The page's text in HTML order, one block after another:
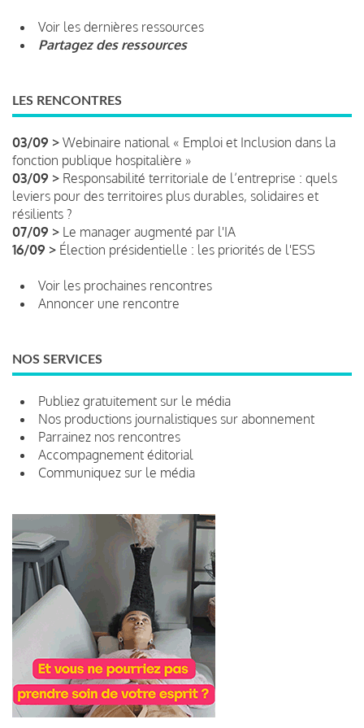
Voir les dernières ressources
Partagez des ressources
LES RENCONTRES
03/09 > Webinaire national « Emploi et Inclusion dans la
fonction publique hospitalière »
03/09 > Responsabilité territoriale de l’entreprise : quels
leviers pour des territoires plus durables, solidaires et
résilients ?
07/09 > Le manager augmenté par l'IA
16/09 > Élection présidentielle : les priorités de l'ESS
Voir les prochaines rencontres
Annoncer une rencontre
NOS SERVICES
Publiez gratuitement sur le média
Nos productions journalistiques sur abonnement
Parrainez nos rencontres
Accompagnement éditorial
Communiquez sur le média